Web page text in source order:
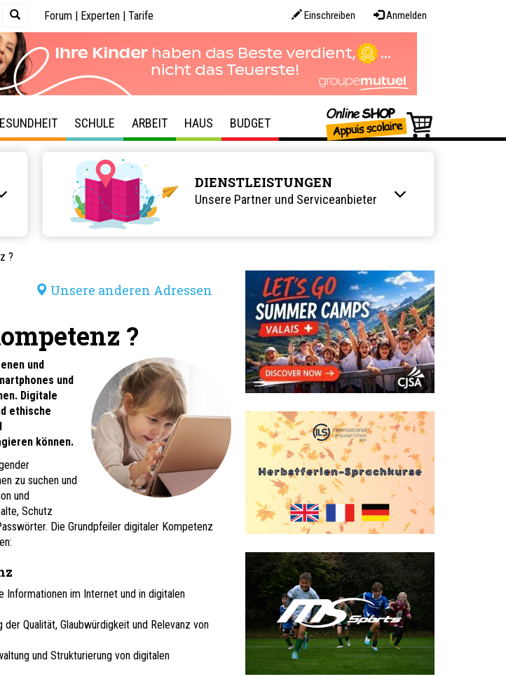
Einschreiben Anmelden
Forum | Experten | Tarife
SCHULE ARBEIT HAUS BUDGET
DIENSTLEISTUNGEN
Unsere Partner und Serviceanbieter
?
Unsere anderen Adressen
?
und
und
Digitale
ethische
können.
zu suchen und
und
Schutz
Die Grundpfeiler digitaler Kompetenz
Informationen im Internet und in digitalen
Qualität, Glaubwürdigkeit und Relevanz von
und Strukturierung von digitalen